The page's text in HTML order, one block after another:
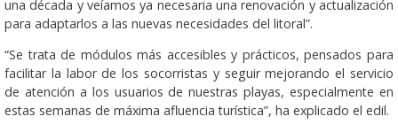
una década y veíamos ya necesaria una renovación y actualización
para adaptarlos a las nuevas necesidades del litoral”.
“Se trata de módulos más accesibles y prácticos, pensados para
facilitar la labor de los socorristas y seguir mejorando el servicio
de atención a los usuarios de nuestras playas, especialmente en
estas semanas de máxima afluencia turística”, ha explicado el edil.